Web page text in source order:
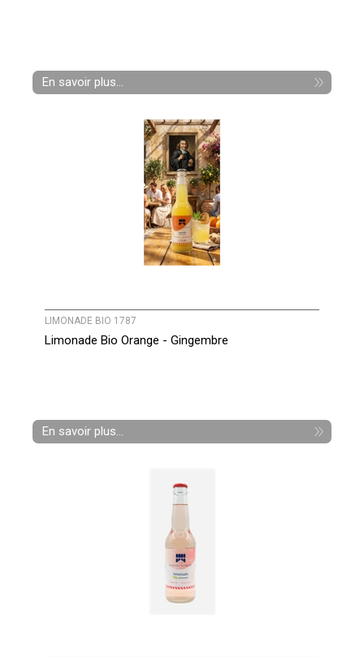
En savoir plus...
LIMONADE BIO 1787
Limonade Bio Orange - Gingembre
En savoir plus...